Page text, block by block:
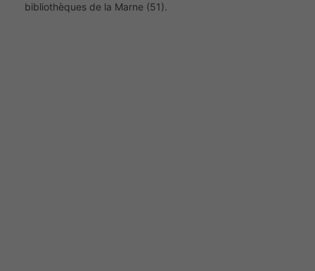
bibliothèques de la Marne (51).